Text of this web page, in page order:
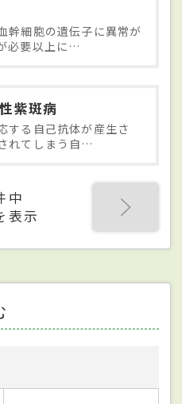
幹細胞の遺伝子に異常が
必要以上に…
紫斑病
する自己抗体が産生さ
れてしまう自…
中
表示